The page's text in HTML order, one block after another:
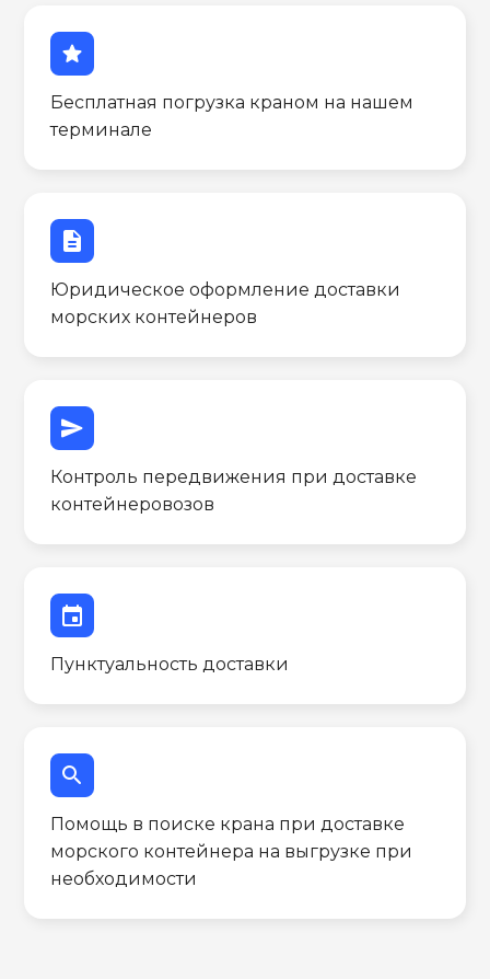
star
Бесплатная погрузка краном на нашем
терминале
description
Юридическое оформление доставки
морских контейнеров
send
Контроль передвижения при доставке
контейнеровозов
event
Пунктуальность доставки
search
Помощь в поиске крана при доставке
морского контейнера на выгрузке при
необходимости